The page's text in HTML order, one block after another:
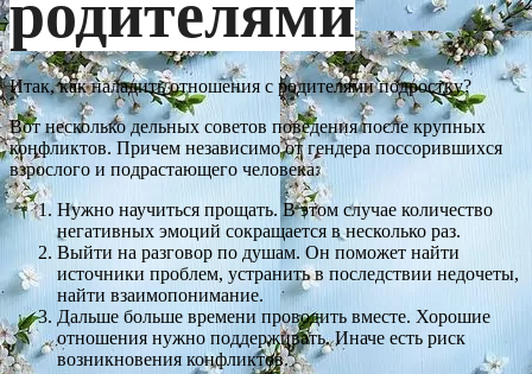
родителями
Итак, как наладить отношения с родителями подростку?
Вот несколько дельных советов поведения после крупных
конфликтов. Причем независимо от гендера поссорившихся
взрослого и подрастающего человека:
Нужно научиться прощать. В этом случае количество
негативных эмоций сокращается в несколько раз.
Выйти на разговор по душам. Он поможет найти
источники проблем, устранить в последствии недочеты,
найти взаимопонимание.
Дальше больше времени проводить вместе. Хорошие
отношения нужно поддерживать. Иначе есть риск
возникновения конфликтов.